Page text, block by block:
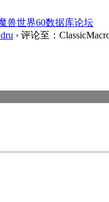
兽世界60数据库论坛
› 评论至：